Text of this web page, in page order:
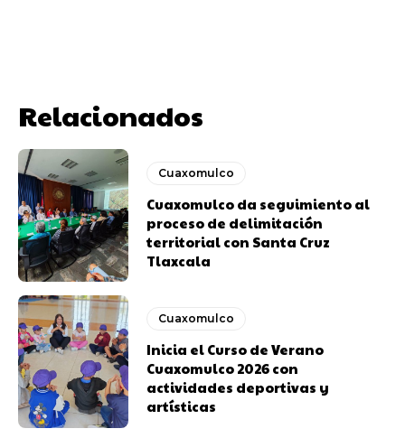
Relacionados
Cuaxomulco
Cuaxomulco da seguimiento al
proceso de delimitación
territorial con Santa Cruz
Tlaxcala
Cuaxomulco
Inicia el Curso de Verano
Cuaxomulco 2026 con
actividades deportivas y
artísticas